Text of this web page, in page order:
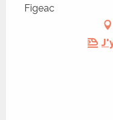
Figeac